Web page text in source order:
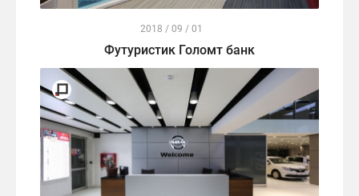
2018 / 09 / 01
Футуристик Голомт банк